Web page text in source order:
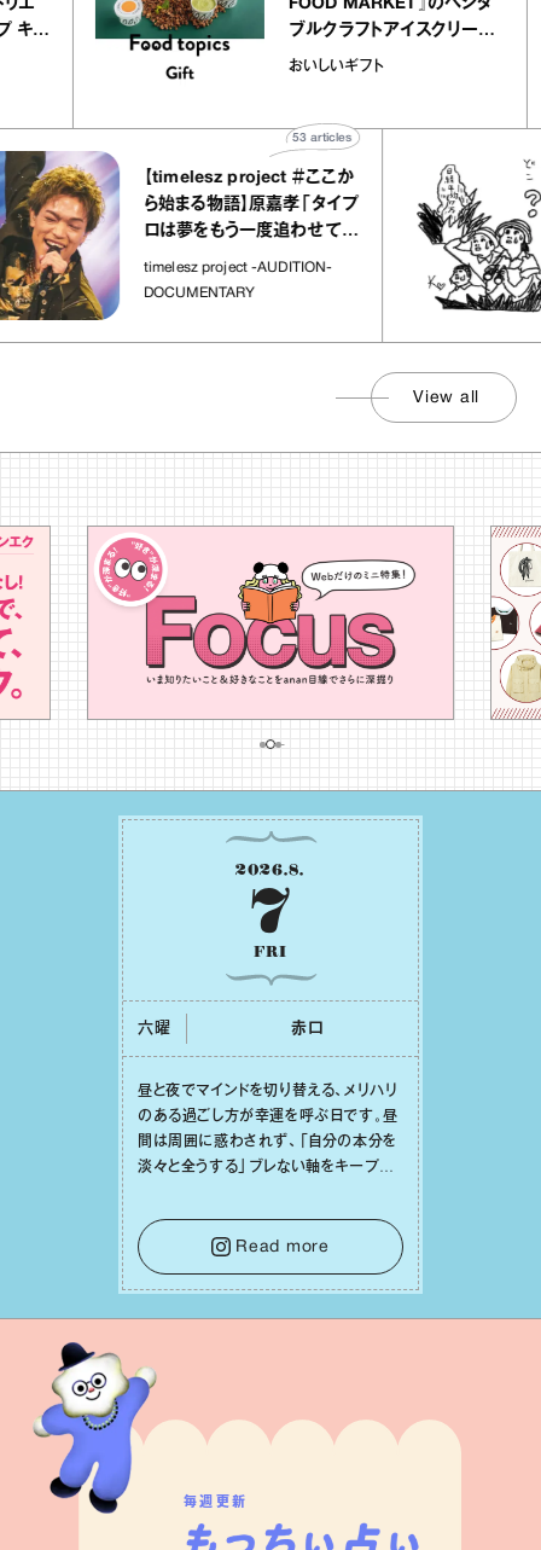
アトリエ
ープ キャ
FOOD MARKET』のベジタ
ブルクラフトアイスクリーム
｜真野知子の「おいしいギフ
おいしいギフト
【timelesz project ＃ここか
ら始まる物語】原嘉孝「タイプ
ロは夢をもう一度追わせてく
れた場所」
timelesz project -AUDITION-
DOCUMENTARY
articles
View all
2026.8.
7
FRI
六曜 ⾚⼝
昼と夜でマインドを切り替える、メリハリ
のある過ごし⽅が幸運を呼ぶ⽇です。昼
間は周囲に惑わされず、「⾃分の本分を
淡々と全うする」ブレない軸をキープし
⾔葉に流されないよう、⼼にしっかりブ
レーキをかけること。この意識の切り替
えが、あなたに確かな安⼼感をもたらす
はずです。
Read more
毎週更新